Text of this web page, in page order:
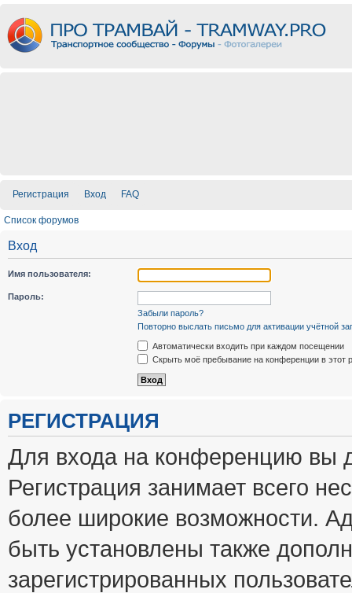
Регистрация Вход FAQ
Список форумов
Вход
Имя пользователя:
Пароль:
Забыли пароль?
Повторно выслать письмо для активации учётной
Автоматически входить при каждом посещении
Скрыть моё пребывание на конференции в этот
РЕГИСТРАЦИЯ
Для входа на конференцию вы
Регистрация занимает всего
более широкие возможности.
быть установлены также
зарегистрированных